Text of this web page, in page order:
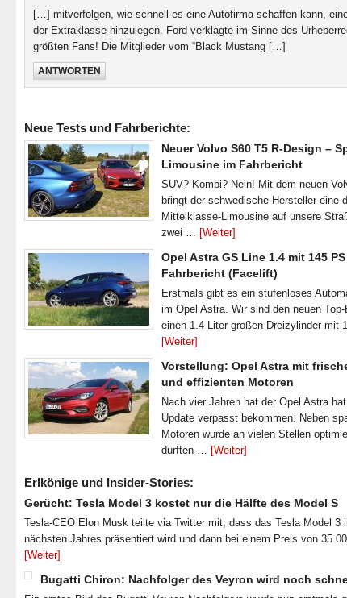
[…] mitverfolgen, wie schnell es eine Autofirma schaffen kann,
der Extraklasse hinzulegen. Ford verklagte im Sinne des
größten Fans! Die Mitglieder vom “Black Mustang […]
ANTWORTEN
Neue Tests und Fahrberichte:
Neuer Volvo S60 T5 R-Design –
Limousine im Fahrbericht
SUV? Kombi? Nein! Mit dem neuen
bringt der schwedische Hersteller eine
Mittelklasse-Limousine auf unsere
zwei … [Weiter]
Opel Astra GS Line 1.4 mit 145
Fahrbericht (Facelift)
Erstmals gibt es ein stufenloses
im Opel Astra. Wir sind den neuen
einen 1.4 Liter großen Dreizylinder mit
[Weiter]
Vorstellung: Opel Astra mit
und effizienten Motoren
Nach vier Jahren hat der Opel Astra
Update verpasst bekommen. Neben
Motoren wurde an vielen Stellen
durften … [Weiter]
Erlkönige und Insider-Stories:
Gerücht: Tesla Model 3 kostet nur die Hälfte des Model S
Tesla-CEO Elon Musk teilte via Twitter mit, dass das Tesla Model 3
nächsten Jahres präsentiert wird und dann bei einem Preis von
[Weiter]
Bugatti Chiron: Nachfolger des Veyron wird noch